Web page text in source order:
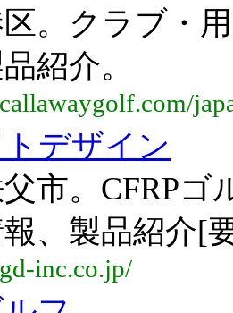
。クラブ・
紹介。
デザイン
市。CFRP
、製品紹介[
inc.co.jp/